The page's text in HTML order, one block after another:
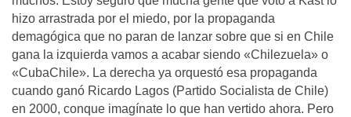
hizo arrastrada por el miedo, por la propaganda
demagógica que no paran de lanzar sobre que si en Chile
gana la izquierda vamos a acabar siendo «Chilezuela» o
«CubaChile». La derecha ya orquestó esa propaganda
cuando ganó Ricardo Lagos (Partido Socialista de Chile)
en 2000, conque imagínate lo que han vertido ahora. Pero